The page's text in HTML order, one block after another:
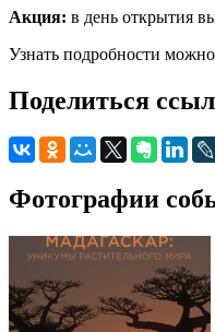
Акция: в день открытия
Узнать подробности
Поделиться
Фотографии